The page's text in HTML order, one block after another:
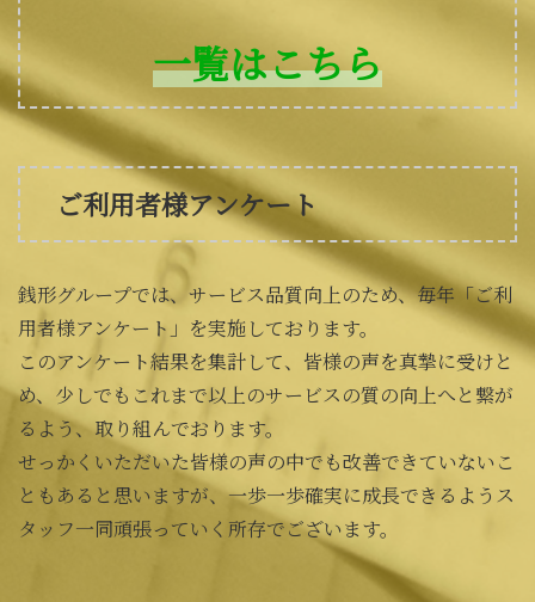
一覧はこちら
ご利用者様アンケート
銭形グループでは、サービス品質向上のため、毎年「ご利
用者様アンケート」を実施しております。
このアンケート結果を集計して、皆様の声を真摯に受けと
め、少しでもこれまで以上のサービスの質の向上へと繋が
るよう、取り組んでおります。
せっかくいただいた皆様の声の中でも改善できていないこ
ともあると思いますが、一歩一歩確実に成長できるようス
タッフ一同頑張っていく所存でございます。